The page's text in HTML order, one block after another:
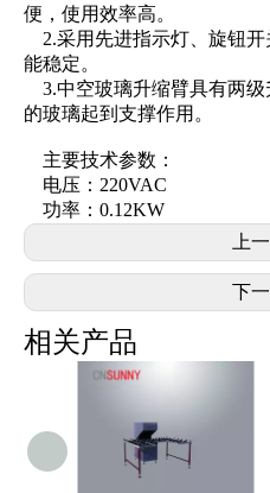
便，使用效率高。
2.采用先进指示灯、旋钮开
能稳定。
3.中空玻璃升缩臂具有两
的玻璃起到支撑作用。
主要技术参数：
电压：220VAC
功率：0.12KW
上
下
相关产品